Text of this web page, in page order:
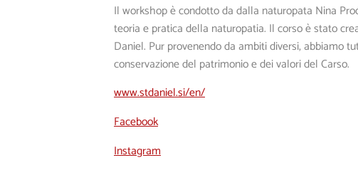
Il workshop è condotto da dalla naturopata Nina
teoria e pratica della naturopatia. Il corso è stato
Daniel. Pur provenendo da ambiti diversi, abbiamo
conservazione del patrimonio e dei valori del Carso.
www.stdaniel.si/en/
Facebook
Instagram